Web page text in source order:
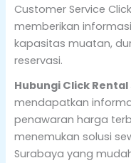
Customer Service
memberikan
kapasitas muatan,
reservasi.
Hubungi Click
mendapatkan
penawaran harga
menemukan solusi
Surabaya yang